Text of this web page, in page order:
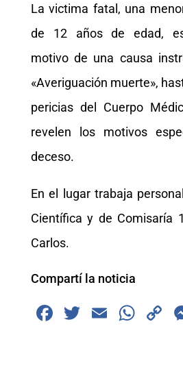
La victima fatal, una
de 12 años de edad,
motivo de una causa
«Averiguación muerte»,
pericias del Cuerpo
revelen los motivos
deceso.
En el lugar trabaja
Científica y de Comisaría
Carlos.
Compartí la noticia
F
T
E
W
C